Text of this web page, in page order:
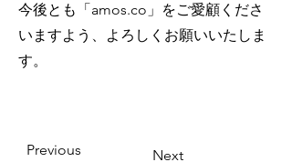
今後とも「amos.co」をご愛顧くださ
いますよう、よろしくお願いいたしま
す。
Previous Next